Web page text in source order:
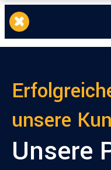
unsere
Unsere